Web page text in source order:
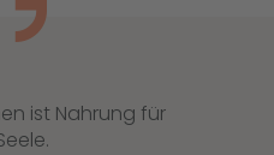
ist Nahrung für